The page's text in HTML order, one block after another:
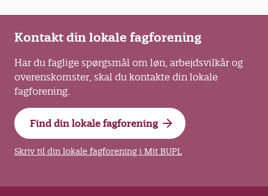
Kontakt din lokale fagforening
Har du faglige spørgsmål om løn, arbejdsvilkår og
overenskomster, skal du kontakte din lokale
fagforening.
Find din lokale fagforening
Skriv til din lokale fagforening i Mit BUPL